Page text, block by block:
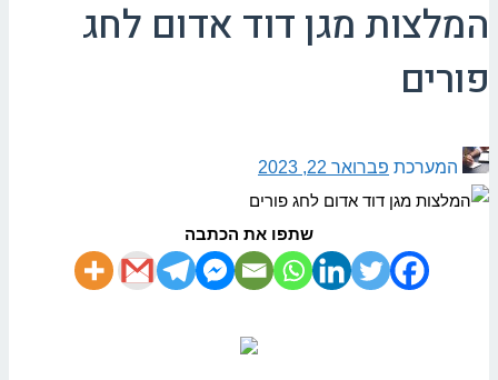
המלצות מגן דוד אדום לחג
פורים
המערכת פברואר 22, 2023
שתפו את הכתבה